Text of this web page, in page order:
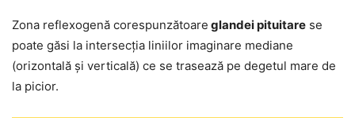
Zona reflexogenă corespunzătoare glandei pituitare se
poate găsi la intersecția liniilor imaginare mediane
(orizontală și verticală) ce se trasează pe degetul mare de
la picior.